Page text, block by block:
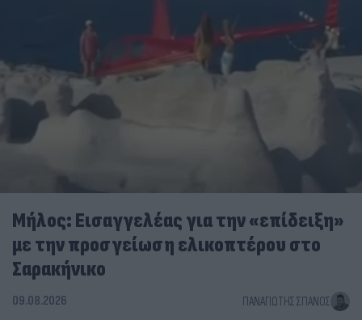
Μήλος: Εισαγγελέας για την «επίδειξη»
με την προσγείωση ελικοπτέρου στο
Σαρακήνικο
09.08.2026 ΠΑΝΑΓΙΏΤΗΣ ΣΠΑΝΌΣ